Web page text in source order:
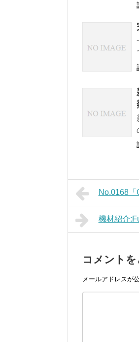
No.0168「
機材紹介
コメント
メールアドレスが